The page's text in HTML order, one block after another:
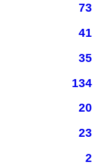
73
41
35
134
20
23
2